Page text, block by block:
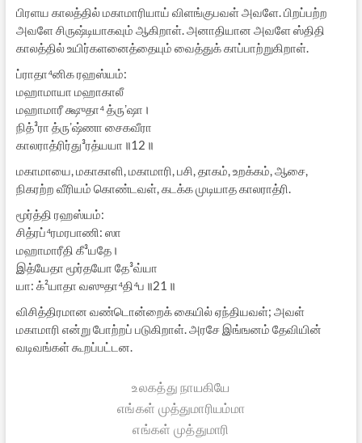
பிரளய காலத்தில் மகாமாரியாய் விளங்குபவள் அவளே. பிறப்பற்ற
அவளே சிருஷ்டியாகவும் ஆகிறாள். அனாதியான அவளே ஸ்திதி
காலத்தில் உயிர்களனைத்தையும் வைத்துக் காப்பாற்றுகிறாள்.
ப்ராதா⁴னிக ரஹஸ்யம்:
மஹாமாயா மஹாகாலீ
மஹாமாரீ க்ஷுதா⁴ த்ருʼஷா।
நித்³ரா த்ருʼஷ்ணா சைகவீரா
காலராத்ரிர்து³ரத்யயா॥12॥
மகாமாயை, மகாகாளி, மகாமாரி, பசி, தாகம், உறக்கம், ஆசை,
நிகரற்ற வீரியம் கொண்டவள், கடக்க முடியாத காலராத்ரி.
மூர்த்தி ரஹஸ்யம்:
சித்ரப்⁴ரமரபாணி: ஸா
மஹாமாரீதி கீ³யதே।
இத்யேதா மூர்தயோ தே³வ்யா
யா: க்²யாதா வஸுதா⁴தி⁴ப॥21॥
விசித்திரமான வண்டொன்றைக் கையில் ஏந்தியவள்; அவள்
மகாமாரி என்று போற்றப் படுகிறாள். அரசே இங்ஙனம் தேவியின்
வடிவங்கள் கூறப்பட்டன.
உலகத்து நாயகியே
எங்கள் முத்துமாரியம்மா
எங்கள் முத்துமாரி